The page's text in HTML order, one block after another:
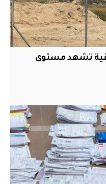
تشهد مستوى